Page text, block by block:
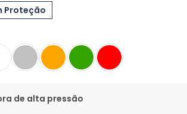
Proteção
de alta pressão